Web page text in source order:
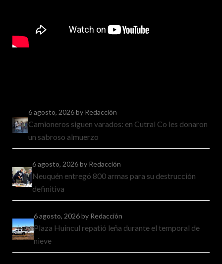
6 agosto, 2026by Redacción
Camioneros siguen varados: en Cutral Co les donaron
un sabroso almuerzo
6 agosto, 2026by Redacción
Neuquén entregó 800 armas para su destrucción
definitiva
6 agosto, 2026by Redacción
Plaza Huincul repatió leña durante el temporal de
nieve